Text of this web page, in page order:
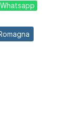
Whatsapp
con le apps